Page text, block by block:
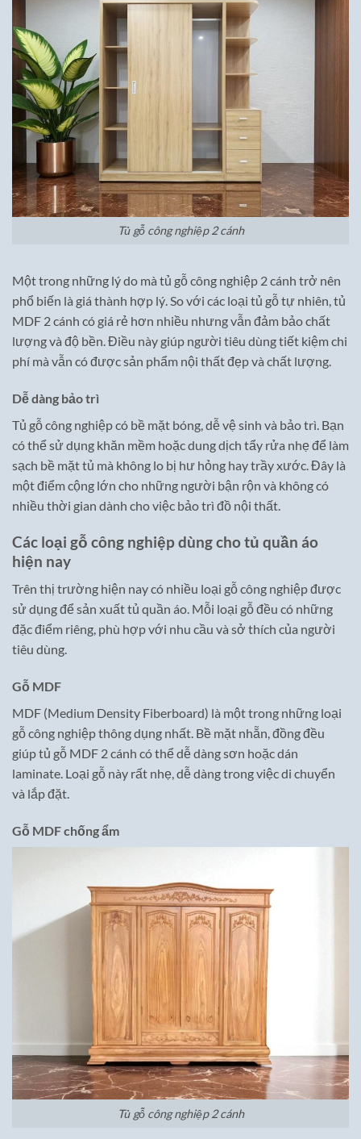
Tủ gỗ công nghiệp 2 cánh
Một trong những lý do mà tủ gỗ công nghiệp 2 cánh trở nên
phổ biến là giá thành hợp lý. So với các loại tủ gỗ tự nhiên, tủ
MDF 2 cánh có giá rẻ hơn nhiều nhưng vẫn đảm bảo chất
lượng và độ bền. Điều này giúp người tiêu dùng tiết kiệm chi
phí mà vẫn có được sản phẩm nội thất đẹp và chất lượng.
Dễ dàng bảo trì
Tủ gỗ công nghiệp có bề mặt bóng, dễ vệ sinh và bảo trì. Bạn
có thể sử dụng khăn mềm hoặc dung dịch tẩy rửa nhẹ để làm
sạch bề mặt tủ mà không lo bị hư hỏng hay trầy xước. Đây là
một điểm cộng lớn cho những người bận rộn và không có
nhiều thời gian dành cho việc bảo trì đồ nội thất.
Các loại gỗ công nghiệp dùng cho tủ quần áo
hiện nay
Trên thị trường hiện nay có nhiều loại gỗ công nghiệp được
sử dụng để sản xuất tủ quần áo. Mỗi loại gỗ đều có những
đặc điểm riêng, phù hợp với nhu cầu và sở thích của người
tiêu dùng.
Gỗ MDF
MDF (Medium Density Fiberboard) là một trong những loại
gỗ công nghiệp thông dụng nhất. Bề mặt nhẵn, đồng đều
giúp tủ gỗ MDF 2 cánh có thể dễ dàng sơn hoặc dán
laminate. Loại gỗ này rất nhẹ, dễ dàng trong việc di chuyển
và lắp đặt.
Gỗ MDF chống ẩm
Tủ gỗ công nghiệp 2 cánh